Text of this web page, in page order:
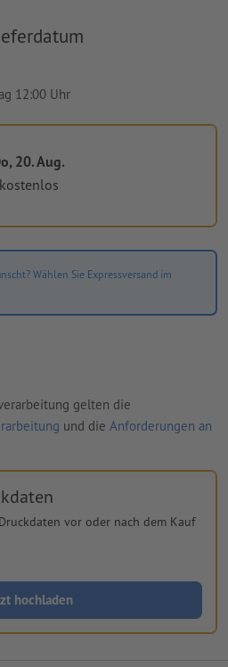
12:00 Uhr
20. Aug.
kostenlos
Wählen Sie Expressversand im
gelten die
und die Anforderungen an
vor oder nach dem Kauf
hochladen